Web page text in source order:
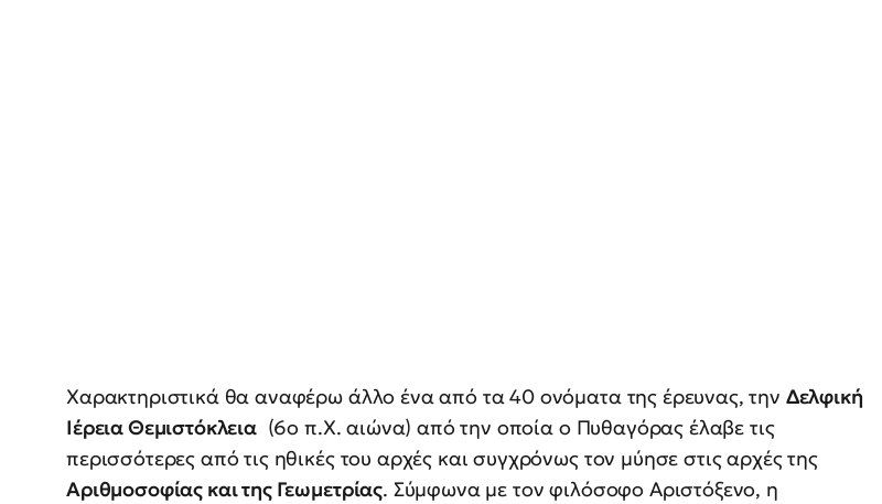
Χαρακτηριστικά θα αναφέρω άλλο ένα από τα 40 ονόματα της έρευνας, την Δελφική
Ιέρεια Θεμιστόκλεια(6ο π.Χ. αιώνα) από την οποία ο Πυθαγόρας έλαβε τις
περισσότερες από τις ηθικές του αρχές και συγχρόνως τον μύησε στις αρχές της
Αριθμοσοφίας και της Γεωμετρίας. Σύμφωνα με τον φιλόσοφο Αριστόξενο, η